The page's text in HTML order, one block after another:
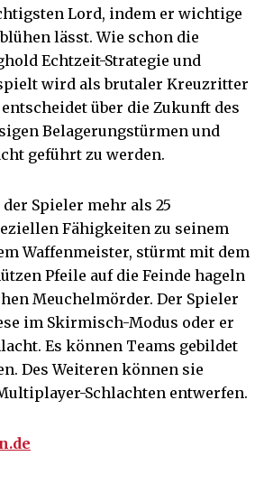
Lord, indem er wichtige
lässt. Wie schon die
Echtzeit-Strategie und
wird als brutaler Kreuzritter
über die Zukunft des
Belagerungstürmen und
geführt zu werden.
Spieler mehr als 25
Fähigkeiten zu seinem
Waffenmeister, stürmt mit dem
Pfeile auf die Feinde hageln
Meuchelmörder. Der Spieler
im Skirmisch-Modus oder er
Es können Teams gebildet
Des Weiteren können sie
Schlachten entwerfen.